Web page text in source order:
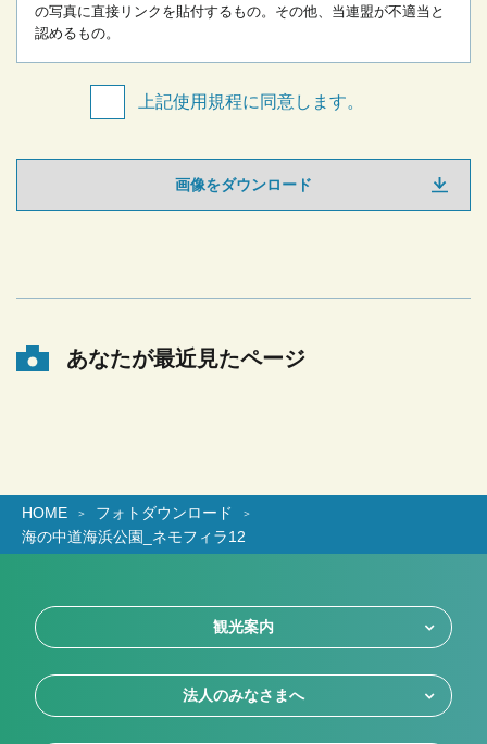
の写真に直接リンクを貼付するもの。 その他、当連盟が不適当と
認めるもの。
上記使用規程に同意します。
画像をダウンロード
あなたが最近見たページ
HOME
フォトダウンロード
海の中道海浜公園_ネモフィラ12
観光案内
法人のみなさまへ